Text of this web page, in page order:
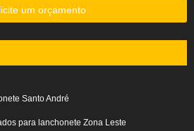
um orçamento
Santo André
para lanchonete Zona Leste